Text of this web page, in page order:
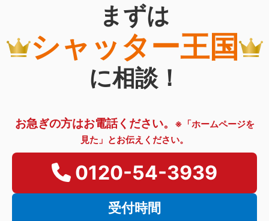
まずは
シャッター王国
に相談！
お急ぎの方はお電話ください。
※「ホームページを
見た」とお伝えください。
0120-54-3939
受付時間